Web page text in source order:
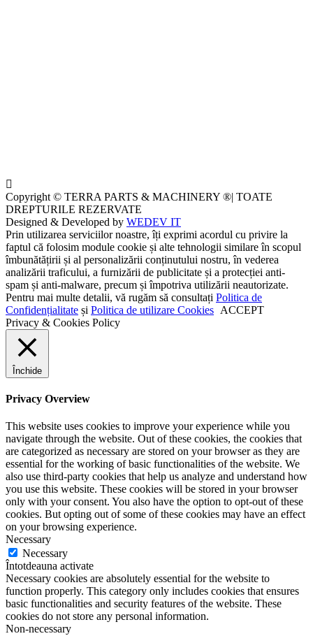
Copyright © TERRA PARTS & MACHINERY ®| TOATE
DREPTURILE REZERVATE
Designed & Developed by WEDEV IT
Prin utilizarea serviciilor noastre, îți exprimi acordul cu privire la
faptul că folosim module cookie și alte tehnologii similare în scopul
îmbunătățirii și al personalizării conținutului nostru, în vederea
analizării traficului, a furnizării de publicitate și a protecției anti-
spam și anti-malware, precum și împotriva utilizării neautorizate.
Pentru mai multe detalii, vă rugăm să consultați Politica de
Confidențialitate și Politica de utilizare Cookies ACCEPT
Privacy & Cookies Policy
Închide
Privacy Overview
This website uses cookies to improve your experience while you
navigate through the website. Out of these cookies, the cookies that
are categorized as necessary are stored on your browser as they are
essential for the working of basic functionalities of the website. We
also use third-party cookies that help us analyze and understand how
you use this website. These cookies will be stored in your browser
only with your consent. You also have the option to opt-out of these
cookies. But opting out of some of these cookies may have an effect
on your browsing experience.
Necessary
Necessary
Întotdeauna activate
Necessary cookies are absolutely essential for the website to
function properly. This category only includes cookies that ensures
basic functionalities and security features of the website. These
cookies do not store any personal information.
Non-necessary